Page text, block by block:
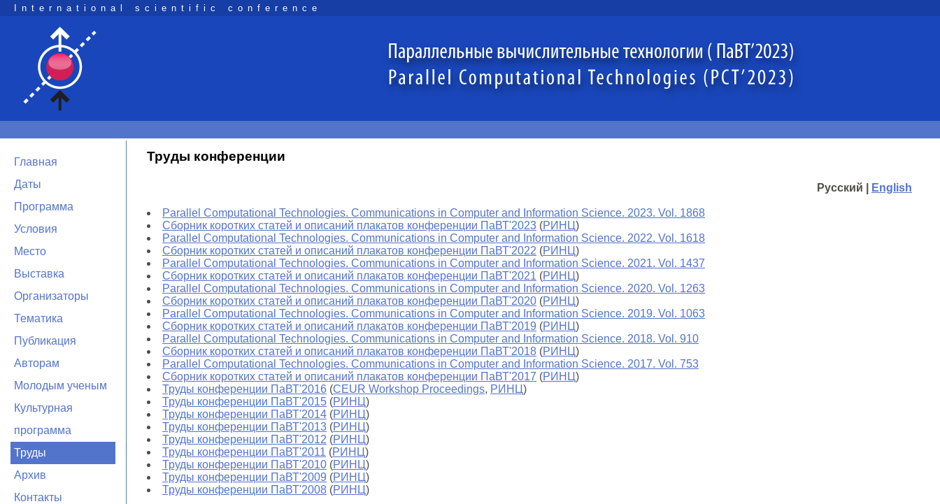
International scientific conference
Главная
Даты
Программа
Условия
Место
Выставка
Организаторы
Тематика
Публикация
Авторам
Молодым ученым
Культурная
программа
Труды
Архив
Контакты
Труды конференции
Русский | English
Parallel Computational Technologies. Communications in Computer and Information Science. 2023. Vol. 1868
Сборник коротких статей и описаний плакатов конференции ПаВТ'2023 (РИНЦ)
Parallel Computational Technologies. Communications in Computer and Information Science. 2022. Vol. 1618
Сборник коротких статей и описаний плакатов конференции ПаВТ'2022 (РИНЦ)
Parallel Computational Technologies. Communications in Computer and Information Science. 2021. Vol. 1437
Сборник коротких статей и описаний плакатов конференции ПаВТ'2021 (РИНЦ)
Parallel Computational Technologies. Communications in Computer and Information Science. 2020. Vol. 1263
Сборник коротких статей и описаний плакатов конференции ПаВТ'2020 (РИНЦ)
Parallel Computational Technologies. Communications in Computer and Information Science. 2019. Vol. 1063
Сборник коротких статей и описаний плакатов конференции ПаВТ'2019 (РИНЦ)
Parallel Computational Technologies. Communications in Computer and Information Science. 2018. Vol. 910
Сборник коротких статей и описаний плакатов конференции ПаВТ'2018 (РИНЦ)
Parallel Computational Technologies. Communications in Computer and Information Science. 2017. Vol. 753
Сборник коротких статей и описаний плакатов конференции ПаВТ'2017 (РИНЦ)
Труды конференции ПаВТ'2016 (CEUR Workshop Proceedings, РИНЦ)
Труды конференции ПаВТ'2015 (РИНЦ)
Труды конференции ПаВТ'2014 (РИНЦ)
Труды конференции ПаВТ'2013 (РИНЦ)
Труды конференции ПаВТ'2012 (РИНЦ)
Труды конференции ПаВТ'2011 (РИНЦ)
Труды конференции ПаВТ'2010 (РИНЦ)
Труды конференции ПаВТ'2009 (РИНЦ)
Труды конференции ПаВТ'2008 (РИНЦ)